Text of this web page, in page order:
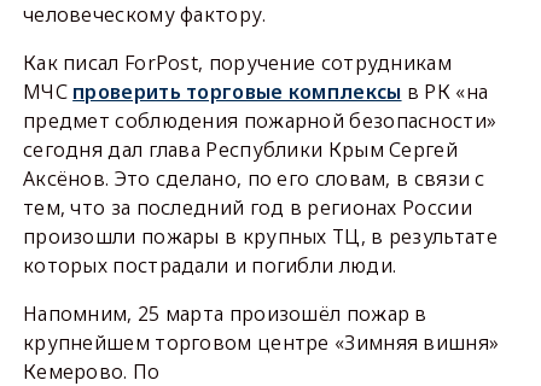
человеческому фактору.
Как писал ForPost, поручение сотрудникам
МЧС проверить торговые комплексы в РК «на
предмет соблюдения пожарной безопасности»
сегодня дал глава Республики Крым Сергей
Аксёнов. Это сделано, по его словам, в связи с
тем, что за последний год в регионах России
произошли пожары в крупных ТЦ, в результате
которых пострадали и погибли люди.
Напомним, 25 марта произошёл пожар в
крупнейшем торговом центре «Зимняя вишня»
Кемерово. По